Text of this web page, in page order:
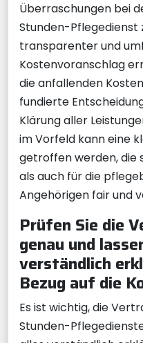
Überraschungen bei
Stunden-Pflegedienst
transparenter und
Kostenvoranschlag
die anfallenden
fundierte
Klärung aller
im Vorfeld kann eine
getroffen werden, die
als auch für die
Angehörigen fair und
Prüfen Sie die
genau und
verständlich
Bezug auf die
Es ist wichtig, die
Stunden-